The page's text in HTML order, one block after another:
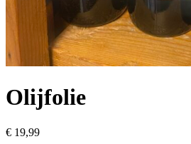
Olijfolie
€ 19,99